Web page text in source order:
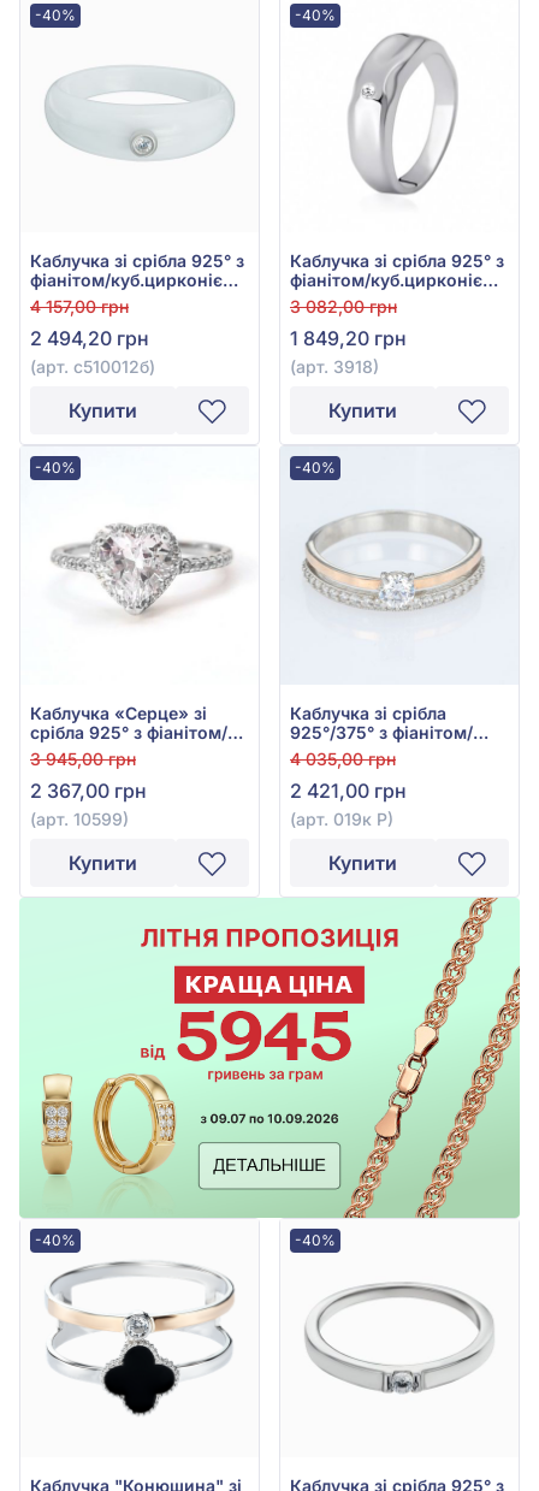
-40%
Каблучка зі срібла 925° з
фіанітом/куб.цирконієм
та керамікою, арт.
с510012б
4 157,00 грн
2 494,20 грн
(арт. с510012б)
Купити
-40%
Каблучка зі срібла 925° з
фіанітом/куб.цирконієм,
арт. 3918
3 082,00 грн
1 849,20 грн
(арт. 3918)
Купити
-40%
Каблучка «Серце» зі
срібла 925° з фіанітом/
куб.цирконієм, арт.
10599
3 945,00 грн
2 367,00 грн
(арт. 10599)
Купити
-40%
Каблучка зі срібла
925°/375° з фіанітом/
куб.цирконієм, арт. 019к
Р
4 035,00 грн
2 421,00 грн
(арт. 019к Р)
Купити
-40%
Каблучка "Конюшина" зі
-40%
Каблучка зі срібла 925° з